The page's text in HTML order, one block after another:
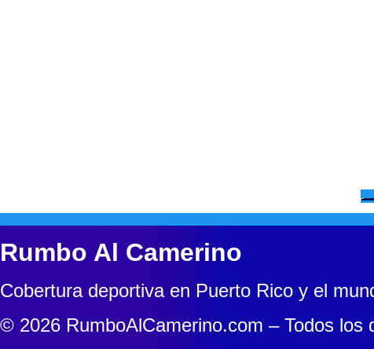
Rumbo Al Camerino
Cobertura deportiva en Puerto Rico y el
© 2026 RumboAlCamerino.com – Todos los